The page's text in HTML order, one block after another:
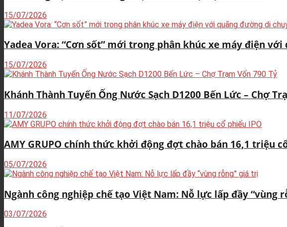
15/07/2026
Yadea Vora: “Cơn sốt” mới trong phân khúc xe máy điện
15/07/2026
Khánh Thành Tuyến Ống Nước Sạch D1200 Bến Lức – Chợ
11/07/2026
AMY GRUPO chính thức khởi động đợt chào bán 16,1 triệu
05/07/2026
Ngành công nghiệp chế tạo Việt Nam: Nỗ lực lấp đầy “vùng
03/07/2026